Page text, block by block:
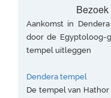
Aankomst in
door de Egyptoloog-
tempel uitleggen
Dendera tempel
De tempel van